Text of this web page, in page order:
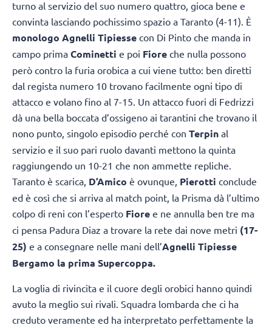
turno al servizio del suo numero quattro, gioca bene e
convinta lasciando pochissimo spazio a Taranto (4-11). È
monologo Agnelli Tipiesse con Di Pinto che manda in
campo prima Cominetti e poi Fiore che nulla possono
però contro la furia orobica a cui viene tutto: ben diretti
dal regista numero 10 trovano facilmente ogni tipo di
attacco e volano fino al 7-15. Un attacco fuori di Fedrizzi
dà una bella boccata d’ossigeno ai tarantini che trovano il
nono punto, singolo episodio perché con Terpin al
servizio e il suo pari ruolo davanti mettono la quinta
raggiungendo un 10-21 che non ammette repliche.
Taranto è scarica, D’Amico è ovunque, Pierotti conclude
ed è così che si arriva al match point, la Prisma dà l’ultimo
colpo di reni con l’esperto Fiore e ne annulla ben tre ma
ci pensa Padura Diaz a trovare la rete dai nove metri (17-
25) e a consegnare nelle mani dell’Agnelli Tipiesse
Bergamo la prima Supercoppa.
La voglia di rivincita e il cuore degli orobici hanno quindi
avuto la meglio sui rivali. Squadra lombarda che ci ha
creduto veramente ed ha interpretato perfettamente la